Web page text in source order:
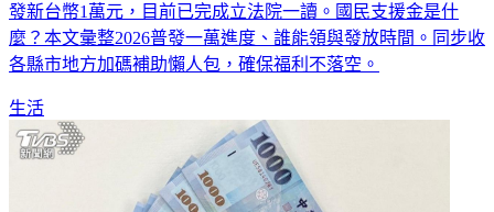
發新台幣1萬元，目前已完成立法院一讀。國民支援金是什
麼？本文彙整2026普發一萬進度、誰能領與發放時間。同步收
各縣市地方加碼補助懶人包，確保福利不落空。
生活